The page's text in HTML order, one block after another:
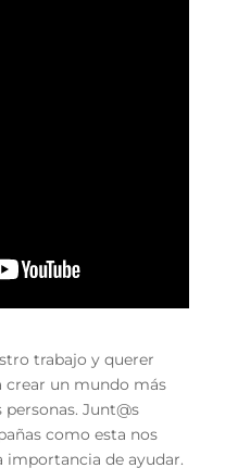
trabajo y querer
crear un mundo más
Junt@s
como esta nos
importancia de ayudar.